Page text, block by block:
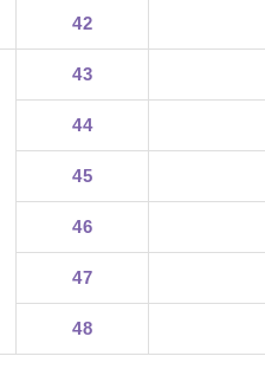
42
43
44
45
46
47
48